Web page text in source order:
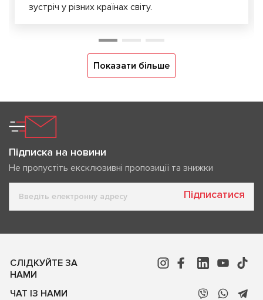
зустріч у різних країнах світу.
Показати більше
Підписка на новини
Не пропустіть ексклюзивні пропозиції та знижки
Підписатися
СЛІДКУЙТЕ ЗА
НАМИ
ЧАТ ІЗ НАМИ